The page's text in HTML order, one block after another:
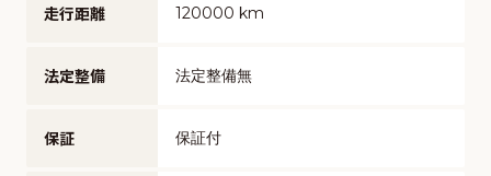
走行距離 120000 km
法定整備 法定整備無
保証 保証付